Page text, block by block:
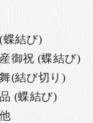
蝶結び)
御祝 (蝶結び)
(結び切り)
(蝶結び)